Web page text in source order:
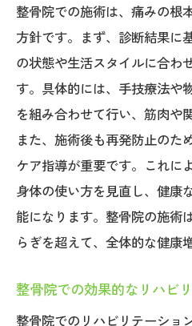
整骨院での施術は、痛みの根
方針です。まず、診断結果に
の状態や生活スタイルに合わ
す。具体的には、手技療法や
を組み合わせて行い、筋肉や
また、施術後も再発防止のた
ケア指導が重要です。これに
身体の使い方を見直し、健康
能になります。整骨院の施術
らぎを超えて、全体的な健康
整骨院での効果的なリハビ
整骨院でのリハビリテーショ